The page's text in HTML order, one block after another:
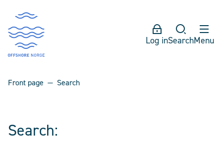
Log inSearchMenu
Front page Search
Search: